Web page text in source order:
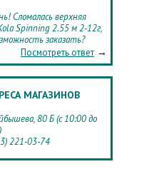
Сломалась верхняя
Spinning 2.55 м 2-12г,
заказать?
Посмотреть ответ →
МАГАЗИНОВ
80 Б (с 10:00 до
221-03-74